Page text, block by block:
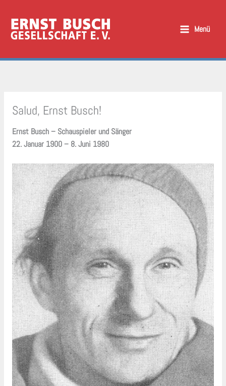
Inhalt
springen
Menü
Salud, Ernst Busch!
Ernst Busch – Schauspieler und Sänger
22. Januar 1900 – 8. Juni 1980